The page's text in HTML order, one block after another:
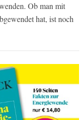
Ob man mit
hat, ist noch